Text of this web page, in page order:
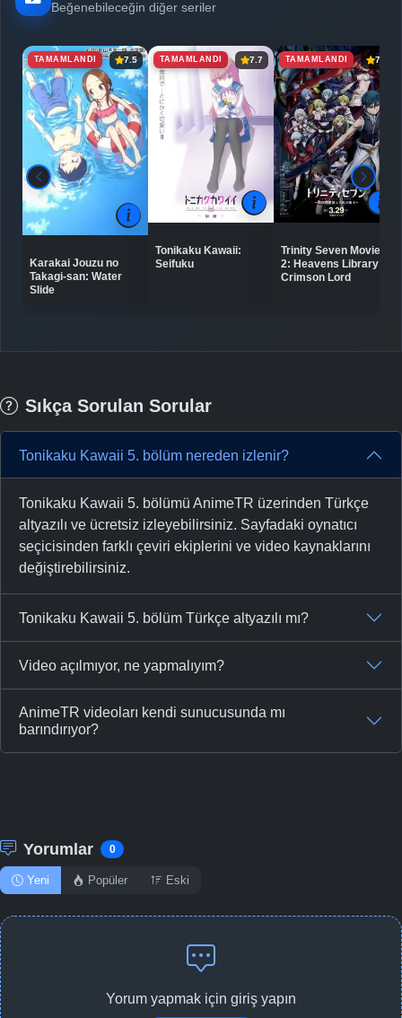
Beğenebileceğin diğer seriler
TAMAMLANDI 7.5
Karakai Jouzu no
Takagi-san: Water
Slide
TAMAMLANDI 7.7
Tonikaku Kawaii:
Seifuku
TAMAMLANDI 7.3
Trinity Seven Movie
2: Heavens Library to
Crimson Lord
Sıkça Sorulan Sorular
Tonikaku Kawaii 5. bölüm nereden izlenir?
Tonikaku Kawaii 5. bölümü AnimeTR üzerinden Türkçe
altyazılı ve ücretsiz izleyebilirsiniz. Sayfadaki oynatıcı
seçicisinden farklı çeviri ekiplerini ve video kaynaklarını
değiştirebilirsiniz.
Tonikaku Kawaii 5. bölüm Türkçe altyazılı mı?
Video açılmıyor, ne yapmalıyım?
AnimeTR videoları kendi sunucusunda mı
barındırıyor?
Yorumlar 0
Yeni Popüler Eski
Yorum yapmak için giriş yapın